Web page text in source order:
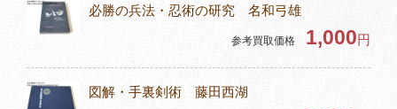
必勝の兵法・忍術の研究 名和弓雄
参考買取価格 1,000円
図解・手裏剣術 藤田西湖